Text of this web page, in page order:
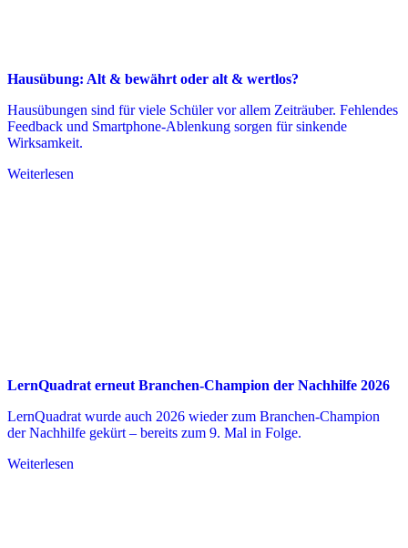
Hausübung: Alt & bewährt oder alt & wertlos?
Hausübungen sind für viele Schüler vor allem Zeiträuber. Fehlendes
Feedback und Smartphone-Ablenkung sorgen für sinkende
Wirksamkeit.
Weiterlesen
LernQuadrat erneut Branchen-Champion der Nachhilfe 2026
LernQuadrat wurde auch 2026 wieder zum Branchen-Champion
der Nachhilfe gekürt – bereits zum 9. Mal in Folge.
Weiterlesen